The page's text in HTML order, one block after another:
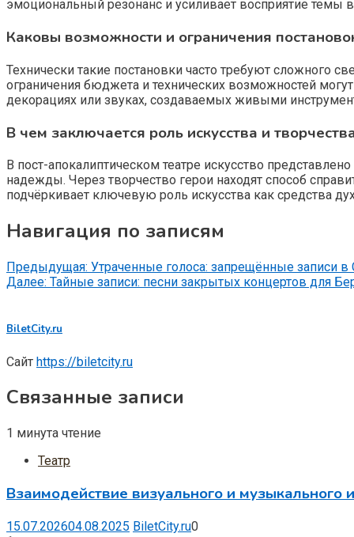
эмоциональный резонанс и усиливает восприятие темы
Каковы возможности и ограничения
Технически такие постановки часто требуют сложного
ограничения бюджета и технических возможностей
декорациях или звуках, создаваемых живыми
В чем заключается роль искусства и
В пост-апокалиптическом театре искусство
надежды. Через творчество герои находят способ
подчёркивает ключевую роль искусства как средства
Навигация по записям
Предыдущая: Утраченные голоса: запрещённые записи
Далее: Тайные записи: песни закрытых концертов для
BiletCity.ru
Сайт https://biletcity.ru
Связанные записи
1 минута чтение
Театр
Взаимодействие визуального и музыкального
15.07.202604.08.2025 BiletCity.ru0